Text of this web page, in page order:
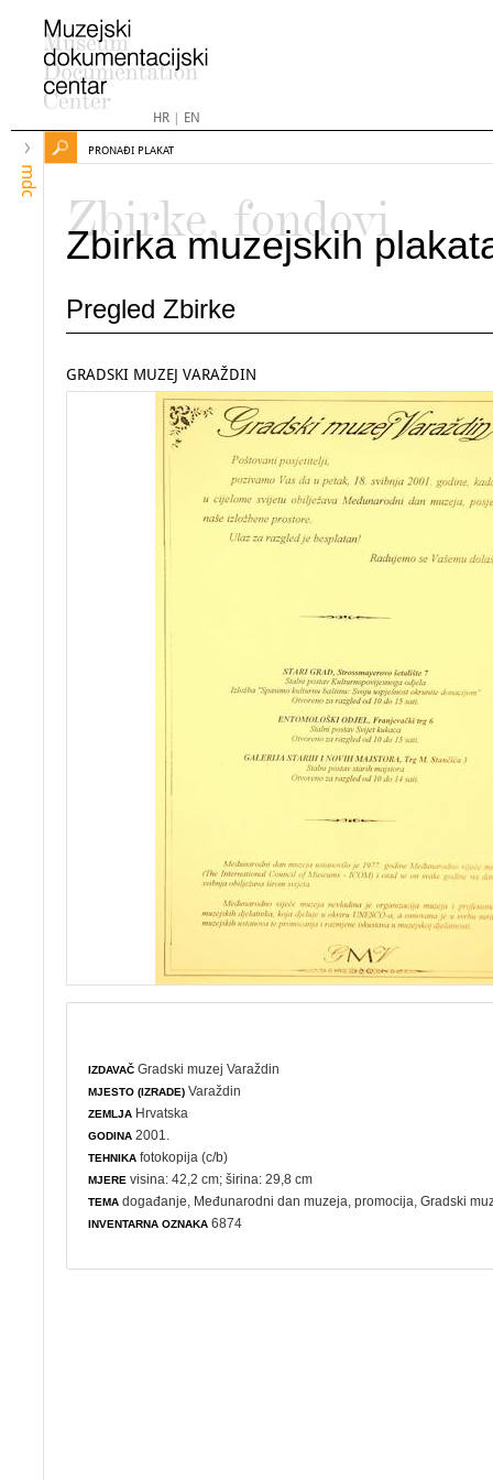
HR| EN
mdc
PRONAĐI PLAKAT
Zbirke, fondovi
Zbirka muzejskih
Pregled Zbirke
GRADSKI MUZEJ VARAŽDIN
IZDAVAČ Gradski muzej Varaždin
MJESTO (IZRADE) Varaždin
ZEMLJA Hrvatska
GODINA 2001.
TEHNIKA fotokopija (c/b)
MJERE visina: 42,2 cm; širina: 29,8 cm
TEMA događanje Međunarodni dan muzeja ,promocija , Gradski
INVENTARNA OZNAKA 6874